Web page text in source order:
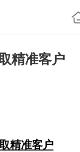
精准客户
精准客户